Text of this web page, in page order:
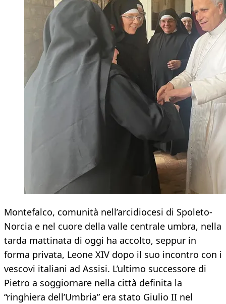
Montefalco, comunità nell’arcidiocesi di Spoleto-
Norcia e nel cuore della valle centrale umbra, nella
tarda mattinata di oggi ha accolto, seppur in
forma privata, Leone XIV dopo il suo incontro con i
vescovi italiani ad Assisi. L’ultimo successore di
Pietro a soggiornare nella città definita la
“ringhiera dell’Umbria” era stato Giulio II nel